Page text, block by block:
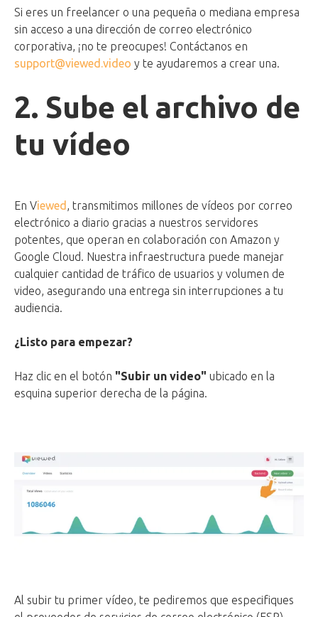
Si eres un freelancer o una pequeña o mediana empresa
sin acceso a una dirección de correo electrónico
corporativa, ¡no te preocupes! Contáctanos en
support@viewed.video y te ayudaremos a crear una.
2. Sube el archivo de
tu vídeo
En Viewed , transmitimos millones de vídeos por correo
electrónico a diario gracias a nuestros servidores
potentes, que operan en colaboración con Amazon y
Google Cloud. Nuestra infraestructura puede manejar
cualquier cantidad de tráfico de usuarios y volumen de
video, asegurando una entrega sin interrupciones a tu
audiencia.
¿Listo para empezar?
Haz clic en el botón "Subir un video" ubicado en la
esquina superior derecha de la página.
Al subir tu primer vídeo, te pediremos que especifiques